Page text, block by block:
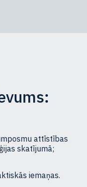
attīstības
skatījumā;
iemaņas.